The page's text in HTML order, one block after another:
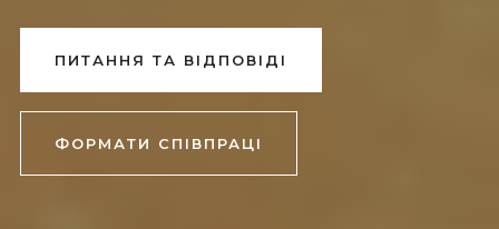
ПИТАННЯ ТА ВІДПОВІДІ
ФОРМАТИ СПІВПРАЦІ